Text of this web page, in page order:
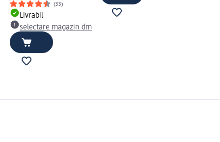
(33)
Livrabil
selectare magazin dm